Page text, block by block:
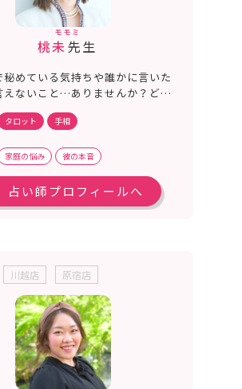
モモミ
桃未 先生
秘めている気持ちや誰かに言いた
えないこと…ありませんか？どう
い…。恋愛、仕事、家庭どんな
ここで休んでいきませんか。
タロット 手相
家庭の悩み 彼の本音
占い師プロフィールへ
川越店 原宿店